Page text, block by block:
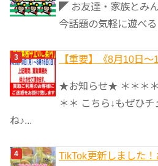
◤ お友達・家族とみ
今話題の気軽に遊べ
【重要】《8月10日～
★お知らせ★ ＊＊＊
＊＊ こちら↓もぜひ
ね♪...
TikTok更新しました